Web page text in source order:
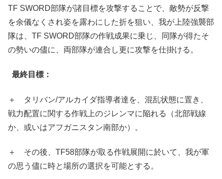
TF SWORD部隊が諸目標を攻撃することで、敵勢が反撃
を余儀なくされ姿を露わにした折を狙い、我が上陸強襲部
隊は、TF SWORD部隊の作戦成果に乗じ、同隊が得たそ
の勢いの儘に、両部隊が連合し更に攻撃を仕掛ける。
最終目標：
＋ タリバン/アルカイダ指導者達を、混乱状態に置き、
戦力配置に関する作戦上のジレンマに陥れる（北部戦線
か、或いはアフガニスタン南部か）。
＋ その後、TF58部隊が取る作戦展開に於いて、我が軍
の思う儘に時と場所の選択を可能とする。